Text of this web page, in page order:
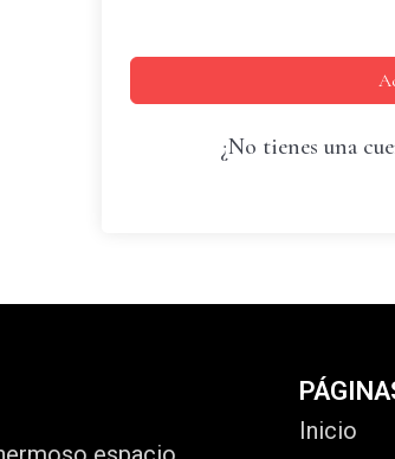
¿No tienes una
Inicio